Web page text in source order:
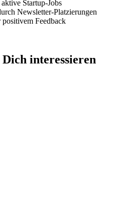
Startup-Jobs
Newsletter-Platzierungen
Feedback
interessieren